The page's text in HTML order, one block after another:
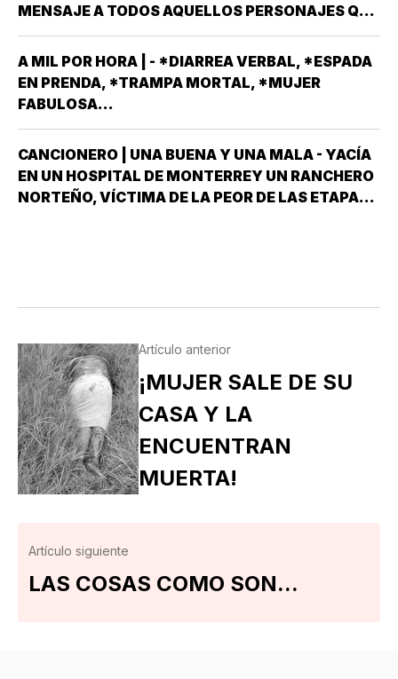
MENSAJE A TODOS AQUELLOS PERSONAJES QUE
ASPIRAN A SER CANDIDATOS A DIPUTADOS
LOCALES, EN ALGUNO DE LOS 30 DISTRITOS QUE
HAY EN VERACRUZ POR EL PARTIDO MORENA,
DESPUÉS QUE NO…
A MIL POR HORA | - *DIARREA VERBAL, *ESPADA
EN PRENDA, *TRAMPA MORTAL, *MUJER
FABULOSA...
CANCIONERO | UNA BUENA Y UNA MALA - YACÍA
EN UN HOSPITAL DE MONTERREY UN RANCHERO
NORTEÑO, VÍCTIMA DE LA PEOR DE LAS ETAPAS
Artículo anterior
¡MUJER SALE DE SU
CASA Y LA
ENCUENTRAN
MUERTA!
Artículo siguiente
LAS COSAS COMO SON...